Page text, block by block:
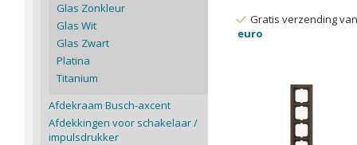
Gratis verzending
euro
Glas Zonkleur
Glas Wit
Glas Zwart
Platina
Titanium
Afdekraam Busch-axcent
Afdekkingen voor schakelaar /
impulsdrukker